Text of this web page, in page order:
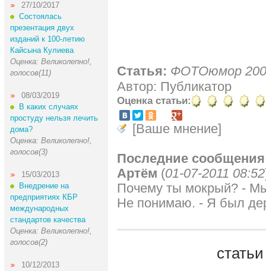
27/10/2017
Состоялась
презентация двух
изданий к 100-летию
Кайсына Кулиева
Оценка: Великолепно!,
голосов(11)
08/03/2019
В каких случаях
простуду нельзя лечить
дома?
Оценка: Великолепно!,
голосов(3)
15/03/2013
Внедрение на
предприятиях КБР
международных
стандартов качества
Оценка: Великолепно!,
голосов(2)
10/12/2013
Статья: ФОТОюмор
Автор: Публикатор
Оценка статьи:
[Ваше мнение]
Последние сообщения
Артём (01-07-2011 08:52
Почему ты мокрый? -
Не понимаю. - Я был